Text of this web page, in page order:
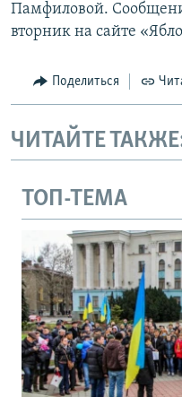
Памфиловой.
вторник на сайте
Поделиться
ЧИТАЙТЕ
ТОП-ТЕМА